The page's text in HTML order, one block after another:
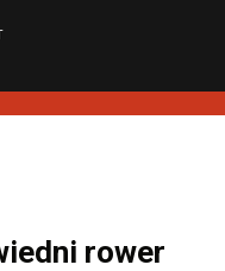
rower